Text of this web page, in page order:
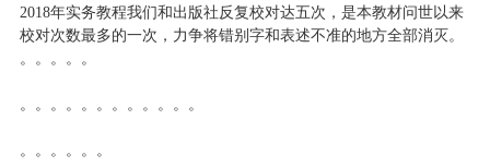
2018年实务教程我们和出版社反复校对达五次，是本教材问世以来
校对次数最多的一次，力争将错别字和表述不准的地方全部消灭。
。。。。。
。。。。。。。。。。。。
。。。。。。